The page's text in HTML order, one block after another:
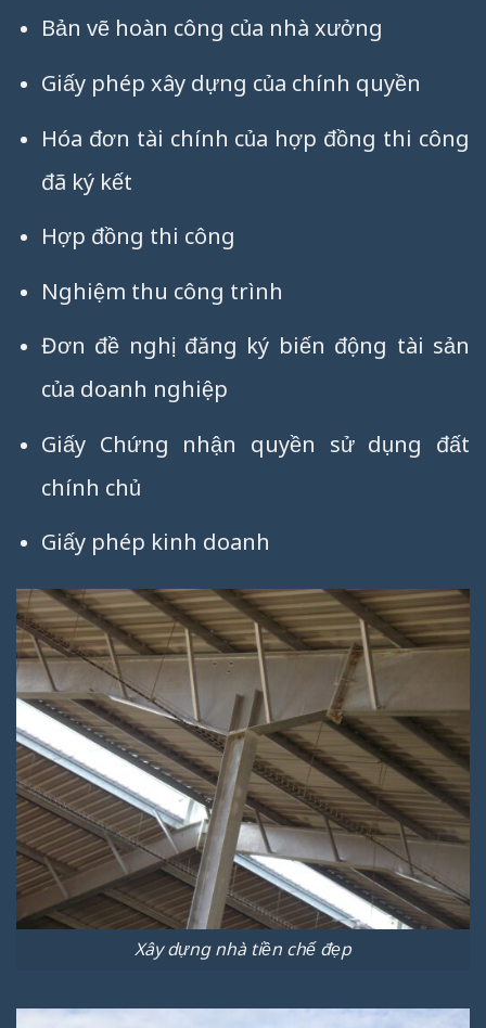
Bản vẽ hoàn công của nhà xưởng
Giấy phép xây dựng của chính quyền
Hóa đơn tài chính của hợp đồng thi công
đã ký kết
Hợp đồng thi công
Nghiệm thu công trình
Đơn đề nghị đăng ký biến động tài sản
của doanh nghiệp
Giấy Chứng nhận quyền sử dụng đất
chính chủ
Giấy phép kinh doanh
Xây dựng nhà tiền chế đẹp